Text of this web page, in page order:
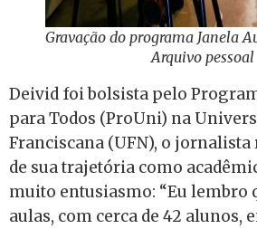
Gravação do programa Janela
Arquivo pessoal
Deivid foi bolsista pelo
para Todos (ProUni) na
Franciscana (UFN), o
de sua trajetória como
muito entusiasmo: “Eu lembro
aulas, com cerca de 42 alunos,